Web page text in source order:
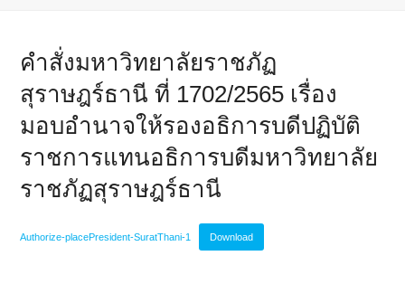
คำสั่งมหาวิทยาลัยราชภัฏ
สุราษฎร์ธานี ที่ 1702/2565 เรื่อง
มอบอำนาจให้รองอธิการบดีปฏิบัติ
ราชการแทนอธิการบดีมหาวิทยาลัย
ราชภัฏสุราษฎร์ธานี
Authorize-placePresident-SuratThani-1 Download